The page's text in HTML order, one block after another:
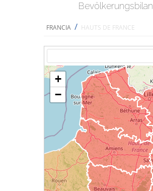
FRANCIA / HAUTS DE FRANCE